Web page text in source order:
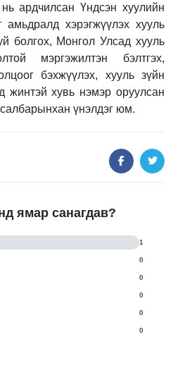
ардчилсан Үндсэн хуулийн
хэрэгжүүлэх хууль
болгох, Монгол Улсад хууль
мэргэжилтэн бэлтгэх,
бэхжүүлэх, хууль зүйн
жинтэй хувь нэмэр оруулсан
салбарынхан үнэлдэг юм.
ямар санагдав?
1
0
0
0
0
0